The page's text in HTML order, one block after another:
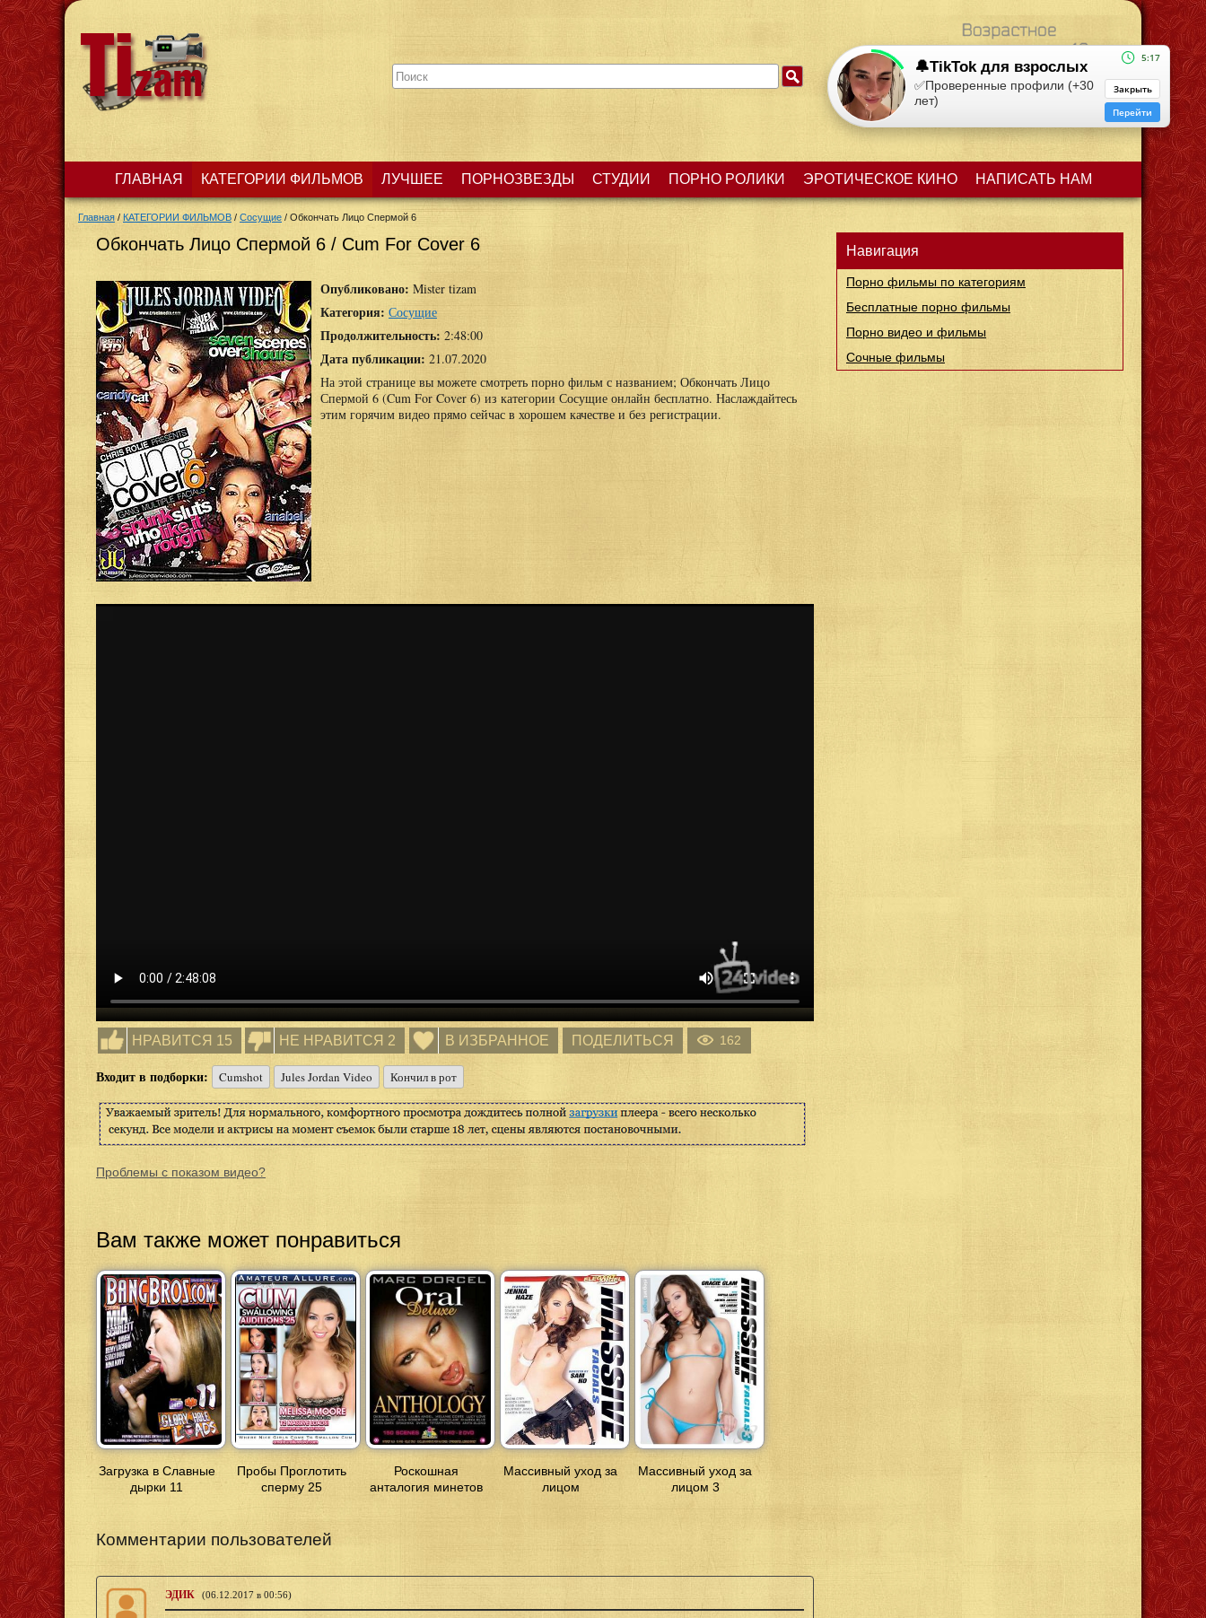
)
ГЛАВНАЯ КАТЕГОРИИ ФИЛЬМОВ ЛУЧШЕЕ ПОРНОЗВЕЗДЫ СТУДИИ ПОРНО РОЛИКИ ЭРОТИЧЕСКОЕ КИНО НАПИСАТЬ НАМ
Главная / КАТЕГОРИИ ФИЛЬМОВ / Сосущие / Обкончать Лицо Спермой 6
Обкончать Лицо Спермой 6 / Cum For Cover 6
Опубликовано: Mister tizam
Категория: Сосущие
Продолжительность: 2:48:00
Дата публикации: 21.07.2020
На этой странице вы можете смотреть порно фильм с названием; Обкончать Лицо
Спермой 6 (Cum For Cover 6) из категории Сосущие онлайн бесплатно. Наслаждайтесь
этим горячим видео прямо сейчас в хорошем качестве и без регистрации.
НРАВИТСЯ 15 НЕ НРАВИТСЯ 2 В ИЗБРАННОЕ ПОДЕЛИТЬСЯ 162
Входит в подборки: Cumshot Jules Jordan Video Кончил в рот
Проблемы с показом видео?
Вам также может понравиться
Загрузка в Славные
дырки 11
Пробы Проглотить
сперму 25
Роскошная
анталогия минетов
Массивный уход за
лицом
Массивный уход за
лицом 3
Комментарии пользователей
ЭДИК (06.12.2017 в 00:56)
Навигация
Порно фильмы по категориям
Бесплатные порно фильмы
Порно видео и фильмы
Сочные фильмы
🔔TikTok для взрослых
✅Проверенные профили (+30
лет)
5:17
Закрыть
Перейти